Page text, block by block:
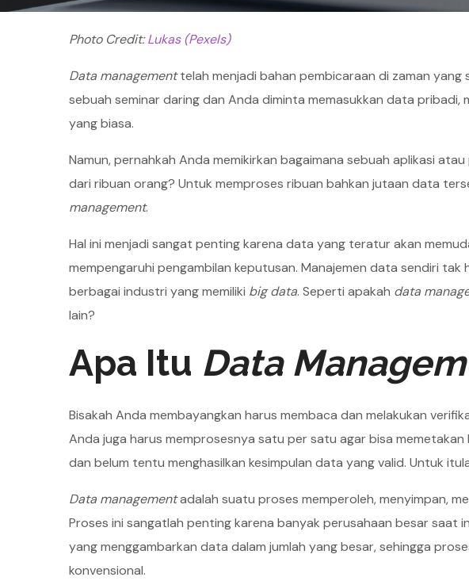
Photo Credit:Lukas (Pexels)
Data managementtelah menjadi bahan pembicaraan di zaman yang
sebuah seminar daring dan Anda diminta memasukkan data pribadi,
yang biasa.
Namun, pernahkah Anda memikirkan bagaimana sebuah aplikasi
dari ribuan orang? Untuk memproses ribuan bahkan jutaan data
management.
Hal ini menjadi sangat penting karena data yang teratur akan
mempengaruhi pengambilan keputusan. Manajemen data sendiri tak
berbagai industri yang memiliki big data. Seperti apakah data
lain?
Apa Itu Data
Bisakah Anda membayangkan harus membaca dan melakukan
Anda juga harus memprosesnya satu per satu agar bisa
dan belum tentu menghasilkan kesimpulan data yang valid. Untuk
Data managementadalah suatu proses memperoleh, menyimpan,
Proses ini sangatlah penting karena banyak perusahaan besar saat
yang menggambarkan data dalam jumlah yang besar, sehingga
konvensional.